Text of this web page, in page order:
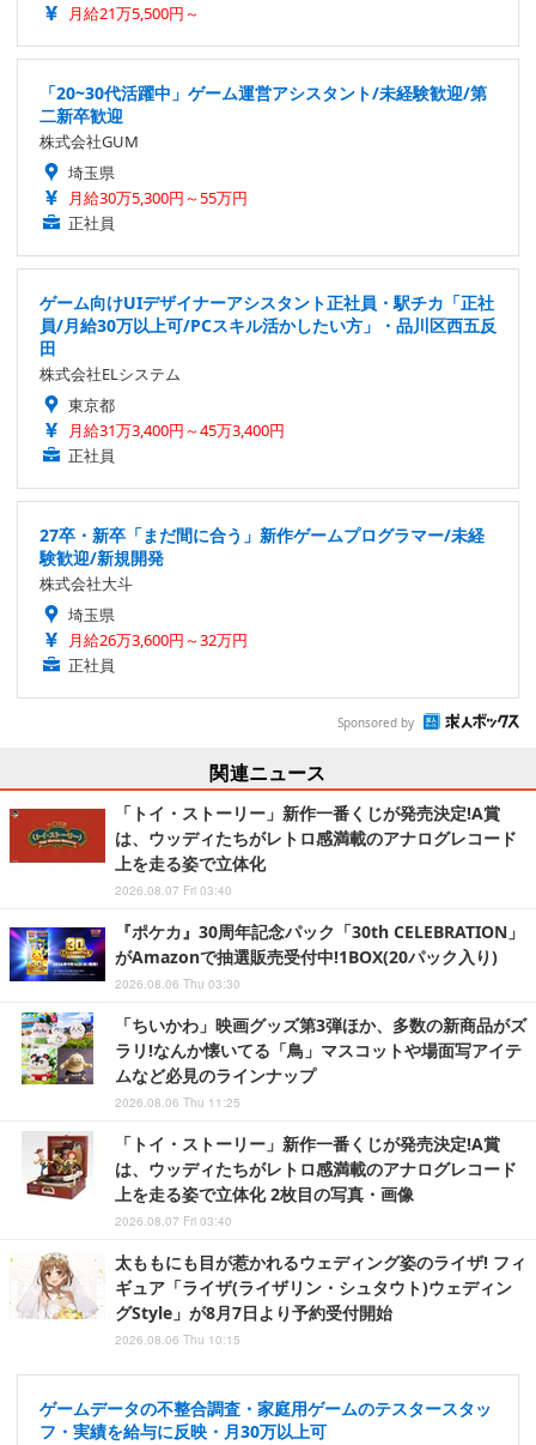
月給21万5,500円～
「20~30代活躍中」ゲーム運営アシスタント/未経験歓迎/第
二新卒歓迎
株式会社GUM
埼玉県
月給30万5,300円～55万円
正社員
ゲーム向けUIデザイナーアシスタント正社員・駅チカ「正社
員/月給30万以上可/PCスキル活かしたい方」・品川区西五反
田
株式会社ELシステム
東京都
月給31万3,400円～45万3,400円
正社員
27卒・新卒「まだ間に合う」新作ゲームプログラマー/未経
験歓迎/新規開発
株式会社大斗
埼玉県
月給26万3,600円～32万円
正社員
Sponsored by
関連ニュース
「トイ・ストーリー」新作一番くじが発売決定!A賞
は、ウッディたちがレトロ感満載のアナログレコード
上を走る姿で立体化
2026.08.07 Fri 03:40
『ポケカ』30周年記念パック「30th CELEBRATION」
がAmazonで抽選販売受付中!1BOX(20パック入り)
2026.08.06 Thu 03:30
「ちいかわ」映画グッズ第3弾ほか、多数の新商品がズ
ラリ!なんか懐いてる「鳥」マスコットや場面写アイテ
ムなど必見のラインナップ
2026.08.06 Thu 11:25
「トイ・ストーリー」新作一番くじが発売決定!A賞
は、ウッディたちがレトロ感満載のアナログレコード
上を走る姿で立体化 2枚目の写真・画像
2026.08.07 Fri 03:40
太ももにも目が惹かれるウェディング姿のライザ! フィ
ギュア「ライザ(ライザリン・シュタウト)ウェディン
グStyle」が8月7日より予約受付開始
2026.08.06 Thu 10:15
ゲームデータの不整合調査・家庭用ゲームのテスタースタッ
フ・実績を給与に反映・月30万以上可